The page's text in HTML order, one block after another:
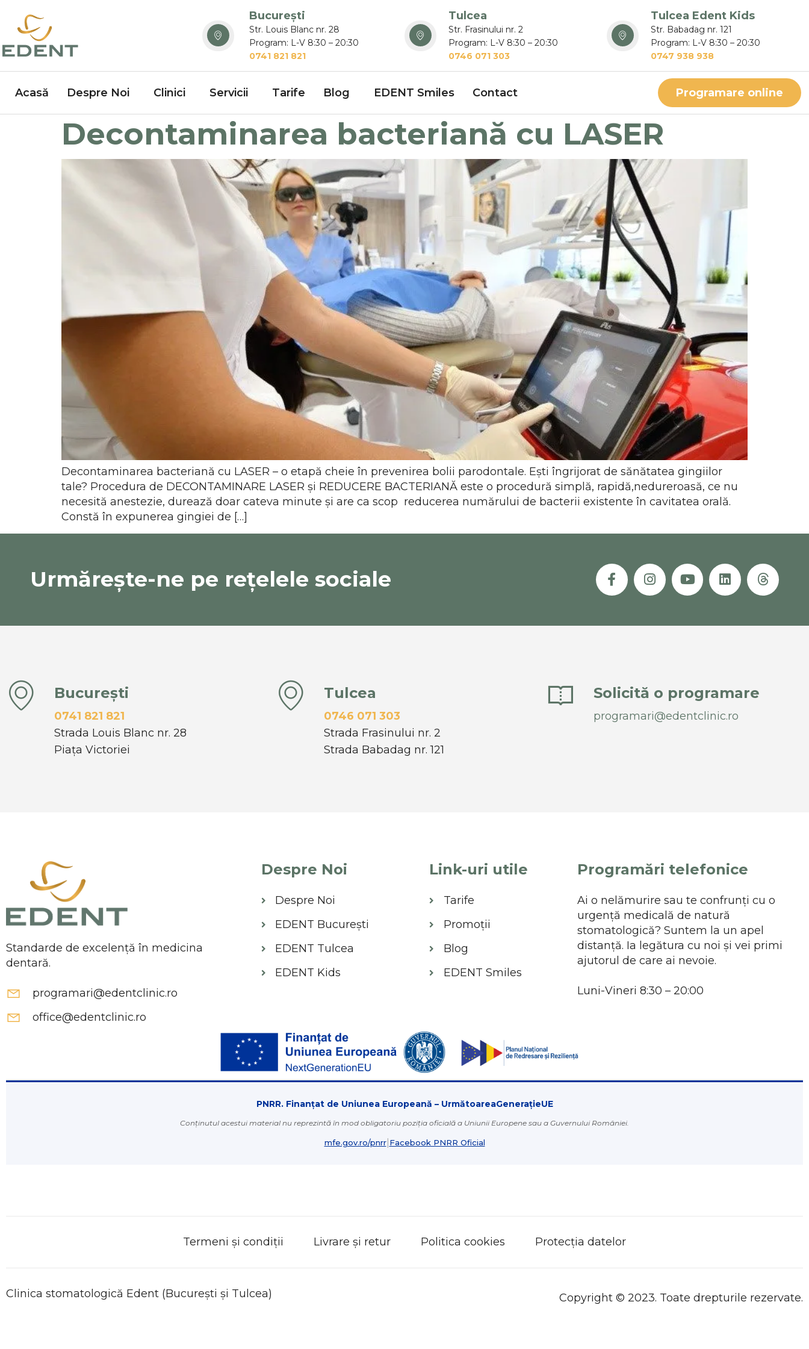
București
Str. Louis Blanc nr. 28
Program: L-V 8:30 – 20:30
0741 821 821
Tulcea
Str. Frasinului nr. 2
Program: L-V 8:30 – 20:30
0746 071 303
Tulcea Edent Kids
Str. Babadag nr. 121
Program: L-V 8:30 – 20:30
0747 938 938
Acasă Despre Noi Clinici Servicii Tarife Blog EDENT Smiles Contact Programare online
Decontaminarea bacteriană cu LASER
Decontaminarea bacteriană cu LASER – o etapă cheie în prevenirea bolii parodontale. Ești îngrijorat de sănătatea gingiilor
tale? Procedura de DECONTAMINARE LASER și REDUCERE BACTERIANĂ este o procedură simplă, rapidă,nedureroasă, ce nu
necesită anestezie, durează doar cateva minute și are ca scop reducerea numărului de bacterii existente în cavitatea orală.
Constă în expunerea gingiei de […]
Urmărește-ne pe rețelele sociale
București
0741 821 821
Strada Louis Blanc nr. 28
Piața Victoriei
Tulcea
0746 071 303
Strada Frasinului nr. 2
Strada Babadag nr. 121
Solicită o programare
programari@edentclinic.ro
Standarde de excelență în medicina
dentară.
programari@edentclinic.ro
office@edentclinic.ro
Despre Noi
Despre Noi
EDENT București
EDENT Tulcea
EDENT Kids
Link-uri utile
Tarife
Promoții
Blog
EDENT Smiles
Programări telefonice
Ai o nelămurire sau te confrunți cu o
urgență medicală de natură
stomatologică? Suntem la un apel
distanță. Ia legătura cu noi și vei primi
ajutorul de care ai nevoie.
Luni-Vineri 8:30 – 20:00
PNRR. Finanțat de Uniunea Europeană – UrmătoareaGenerațieUE
Conținutul acestui material nu reprezintă în mod obligatoriu poziția oficială a Uniunii Europene sau a Guvernului României.
mfe.gov.ro/pnrr| Facebook PNRR Oficial
Termeni și condiții Livrare și retur Politica cookies Protecția datelor
Clinica stomatologică Edent (București și Tulcea) Copyright © 2023. Toate drepturile rezervate.